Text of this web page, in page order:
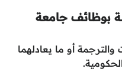
بوظائف جامعة
والترجمة أو ما يعادلهما